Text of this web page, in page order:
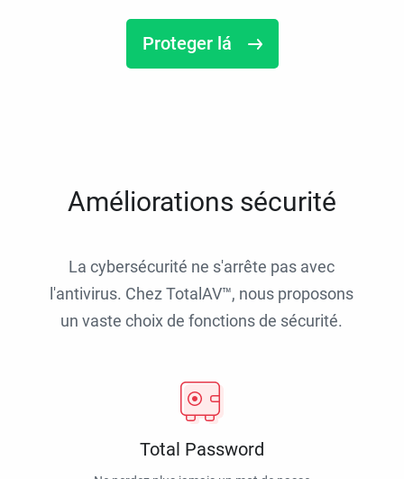
Proteger lá
Améliorations sécurité
La cybersécurité ne s'arrête pas avec
l'antivirus. Chez TotalAV™, nous proposons
un vaste choix de fonctions de sécurité.
Total Password